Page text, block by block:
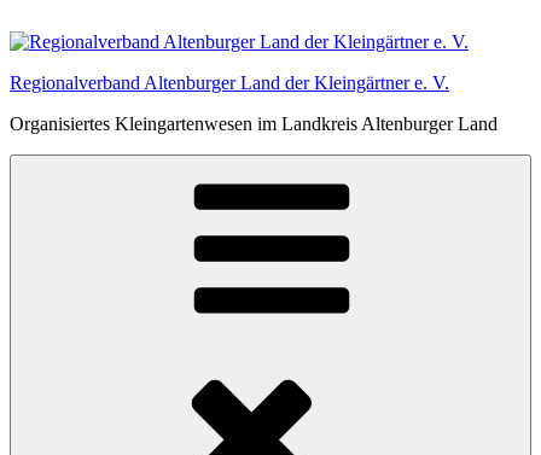
Inhalt
Regionalverband Altenburger Land der Kleingärtner e. V.
Organisiertes Kleingartenwesen im Landkreis Altenburger Land